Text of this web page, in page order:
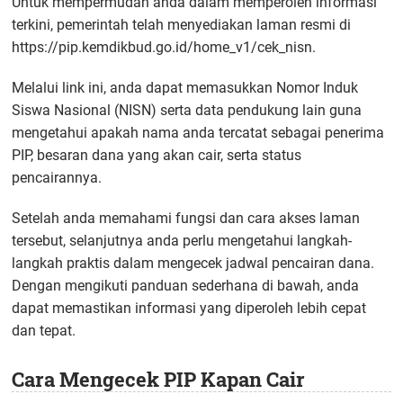
terkini, pemerintah telah menyediakan laman resmi di
https://pip.kemdikbud.go.id/home_v1/cek_nisn.
Melalui link ini, anda dapat memasukkan Nomor Induk
Siswa Nasional (NISN) serta data pendukung lain guna
mengetahui apakah nama anda tercatat sebagai penerima
PIP, besaran dana yang akan cair, serta status
pencairannya.
Setelah anda memahami fungsi dan cara akses laman
tersebut, selanjutnya anda perlu mengetahui langkah-
langkah praktis dalam mengecek jadwal pencairan dana.
Dengan mengikuti panduan sederhana di bawah, anda
dapat memastikan informasi yang diperoleh lebih cepat
dan tepat.
Cara Mengecek PIP Kapan Cair